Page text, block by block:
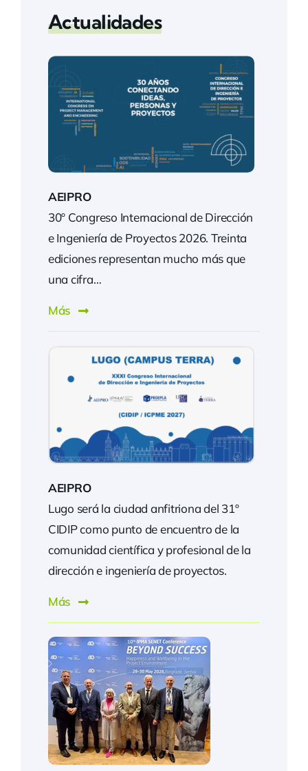
Actualidades
AEIPRO
30º Congreso Internacional de Dirección
e Ingeniería de Proyectos 2026. Treinta
ediciones representan mucho más que
una cifra…
Más
AEIPRO
Lugo será la ciudad anfitriona del 31º
CIDIP como punto de encuentro de la
comunidad científica y profesional de la
dirección e ingeniería de proyectos.
Más